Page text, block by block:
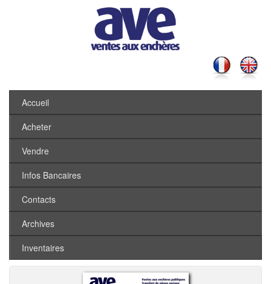
Accueil
Acheter
Vendre
Infos Bancaires
Contacts
Archives
Inventaires